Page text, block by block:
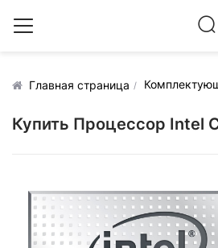
Главная страница
Купить Процессор Intel